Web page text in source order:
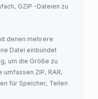
GZIP -Dateien zu
denen mehrere
Datei einbündet
um die Größe zu
ZIP, RAR,
für Speicher, Teilen